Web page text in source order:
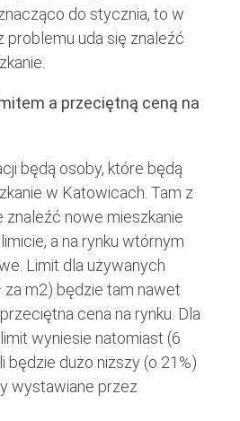
do stycznia, to w
problemu uda się znaleźć
a przeciętną ceną na
będą osoby, które będą
w Katowicach. Tam z
znaleźć nowe mieszkanie
a na rynku wtórnym
Limit dla używanych
za m2) będzie tam nawet
cena na rynku. Dla
wyniesie natomiast (6
będzie dużo niższy (o 21%)
wystawiane przez